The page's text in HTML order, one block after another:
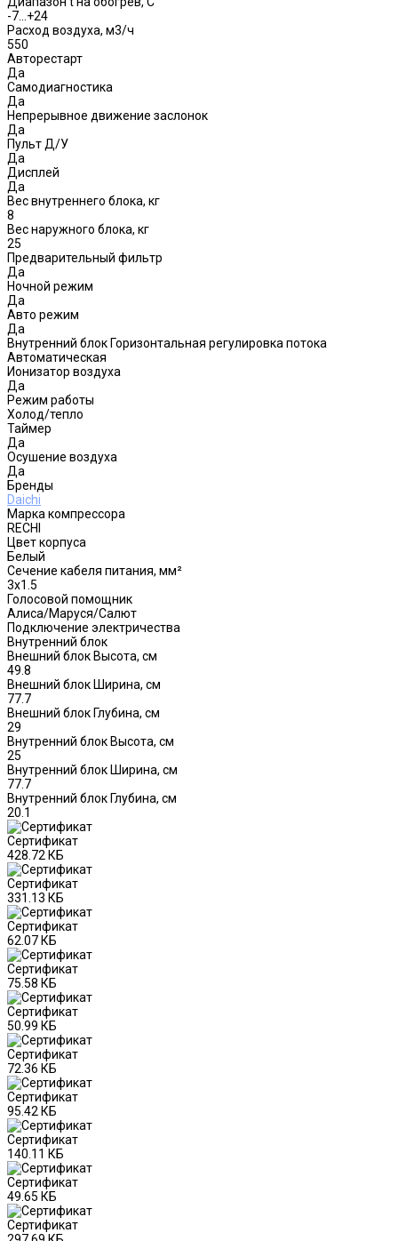
-7…+24
Расход воздуха, м3/ч
550
Авторестарт
Да
Самодиагностика
Да
Непрерывное движение заслонок
Да
Пульт Д/У
Да
Дисплей
Да
Вес внутреннего блока, кг
8
Вес наружного блока, кг
25
Предварительный фильтр
Да
Ночной режим
Да
Авто режим
Да
Внутренний блок Горизонтальная регулировка потока
Автоматическая
Ионизатор воздуха
Да
Режим работы
Холод/тепло
Таймер
Да
Осушение воздуха
Да
Бренды
Daichi
Марка компрессора
RECHI
Цвет корпуса
Белый
Сечение кабеля питания, мм²
3x1.5
Голосовой помощник
Алиса/Маруся/Салют
Подключение электричества
Внутренний блок
Внешний блок Высота, см
49.8
Внешний блок Ширина, см
77.7
Внешний блок Глубина, см
29
Внутренний блок Высота, см
25
Внутренний блок Ширина, см
77.7
Внутренний блок Глубина, см
20.1
Сертификат
428.72 КБ
Сертификат
331.13 КБ
Сертификат
62.07 КБ
Сертификат
75.58 КБ
Сертификат
50.99 КБ
Сертификат
72.36 КБ
Сертификат
95.42 КБ
Сертификат
140.11 КБ
Сертификат
49.65 КБ
Сертификат